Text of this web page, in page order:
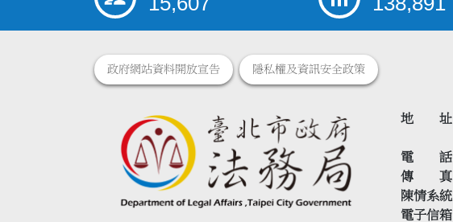
政府網站資料開放宣告 隱私權及資訊安全政策
地 址
電 話
傳 真
陳情系統
電子信箱